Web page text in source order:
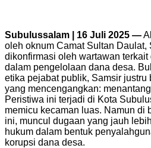
Subulussalam | 16 Juli 2025 —
oleh oknum Camat Sultan Daulat,
dikonfirmasi oleh wartawan
dalam pengelolaan dana desa.
etika pejabat publik, Samsir justru
yang mencengangkan:
Peristiwa ini terjadi di Kota
memicu kecaman luas. Namun di
ini, muncul dugaan yang jauh
hukum dalam bentuk
korupsi dana desa.